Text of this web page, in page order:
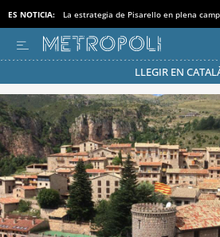
ES NOTICIA: La estrategia de Pisarello en plena
LLEGIR EN
Pásate al MODO AHORRO